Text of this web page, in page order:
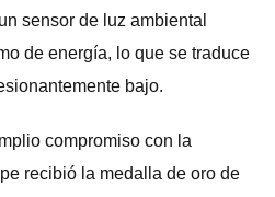
sensor de luz ambiental
de energía, lo que se traduce
bajo.
compromiso con la
recibió la medalla de oro de